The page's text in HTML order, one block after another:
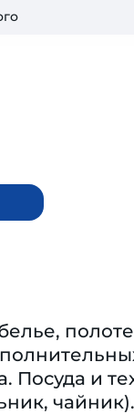
Посуда и
чайник).